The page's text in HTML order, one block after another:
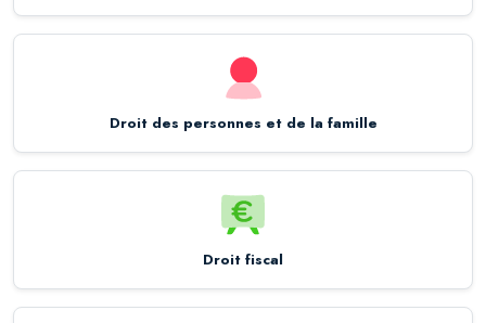
Droit des personnes et de la famille
Droit fiscal